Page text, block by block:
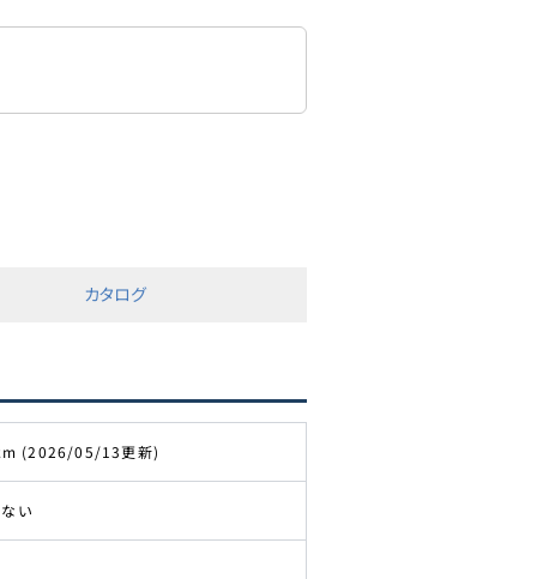
カタログ
(2026/05/13更新)
い